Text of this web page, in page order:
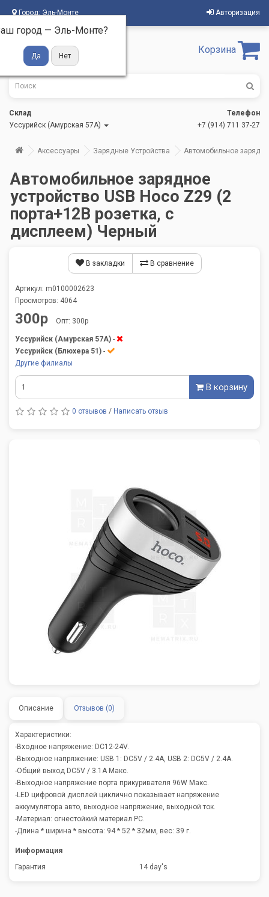
Город: Эль-Монте
город — Эль-Монте?
Авторизация
Корзина
Склад
Уссурийск (Амурская 57А)
Телефон
+7 (914) 711 37-27
Аксессуары Зарядные Устройства Автомобильное
Автомобильное зарядное
устройство USB Hoco Z29 (2
порта+12В розетка, с
дисплеем) Черный
Описание Отзывов (0)
Характеристики:
-Входное напряжение: DC12-24V.
-Выходное напряжение: USB 1: DC5V / 2.4A, USB 2: DC5V / 2.4A.
-Общий выход DC5V / 3.1A Макс.
-Выходное напряжение порта прикуривателя 96W Макс.
-LED цифровой дисплей циклично показывает напряжение
аккумулятора авто, выходное напряжение, выходной ток.
-Материал: огнестойкий материал PC.
-Длина * ширина * высота: 94 * 52 * 32мм, вес: 39 г.
Информация
Гарантия
14 day's
В закладки В сравнение
Артикул: m0100002623
Просмотров: 4064
300р Опт: 300р
Уссурийск (Амурская 57А) -
Уссурийск (Блюхера 51) -
Другие филиалы
В корзину
0 отзывов / Написать отзыв